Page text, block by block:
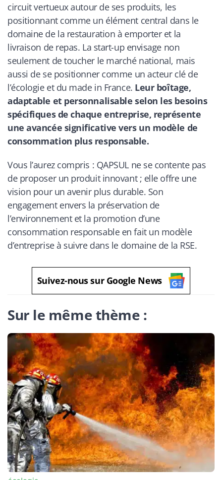
circuit vertueux autour de ses produits, les
positionnant comme un élément central dans le
domaine de la restauration à emporter et la
livraison de repas. La start-up envisage non
seulement de toucher le marché national, mais
aussi de se positionner comme un acteur clé de
l’écologie et du made in France. Leur boîtage,
adaptable et personnalisable selon les besoins
spécifiques de chaque entreprise, représente
une avancée significative vers un modèle de
consommation plus responsable.
Vous l’aurez compris : QAPSUL ne se contente pas
de proposer un produit innovant ; elle offre une
vision pour un avenir plus durable. Son
engagement envers la préservation de
l’environnement et la promotion d’une
consommation responsable en fait un modèle
d’entreprise à suivre dans le domaine de la RSE.
Suivez-nous sur Google News
Sur le même thème :